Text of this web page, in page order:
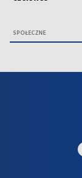
SPOŁECZNE